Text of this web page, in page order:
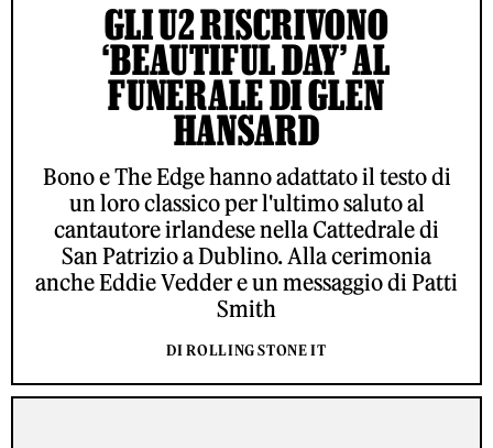
GLI U2 RISCRIVONO
‘BEAUTIFUL DAY’ AL
FUNERALE DI GLEN
HANSARD
Bono e The Edge hanno adattato il testo di
un loro classico per l'ultimo saluto al
cantautore irlandese nella Cattedrale di
San Patrizio a Dublino. Alla cerimonia
anche Eddie Vedder e un messaggio di Patti
Smith
DI ROLLING STONE IT